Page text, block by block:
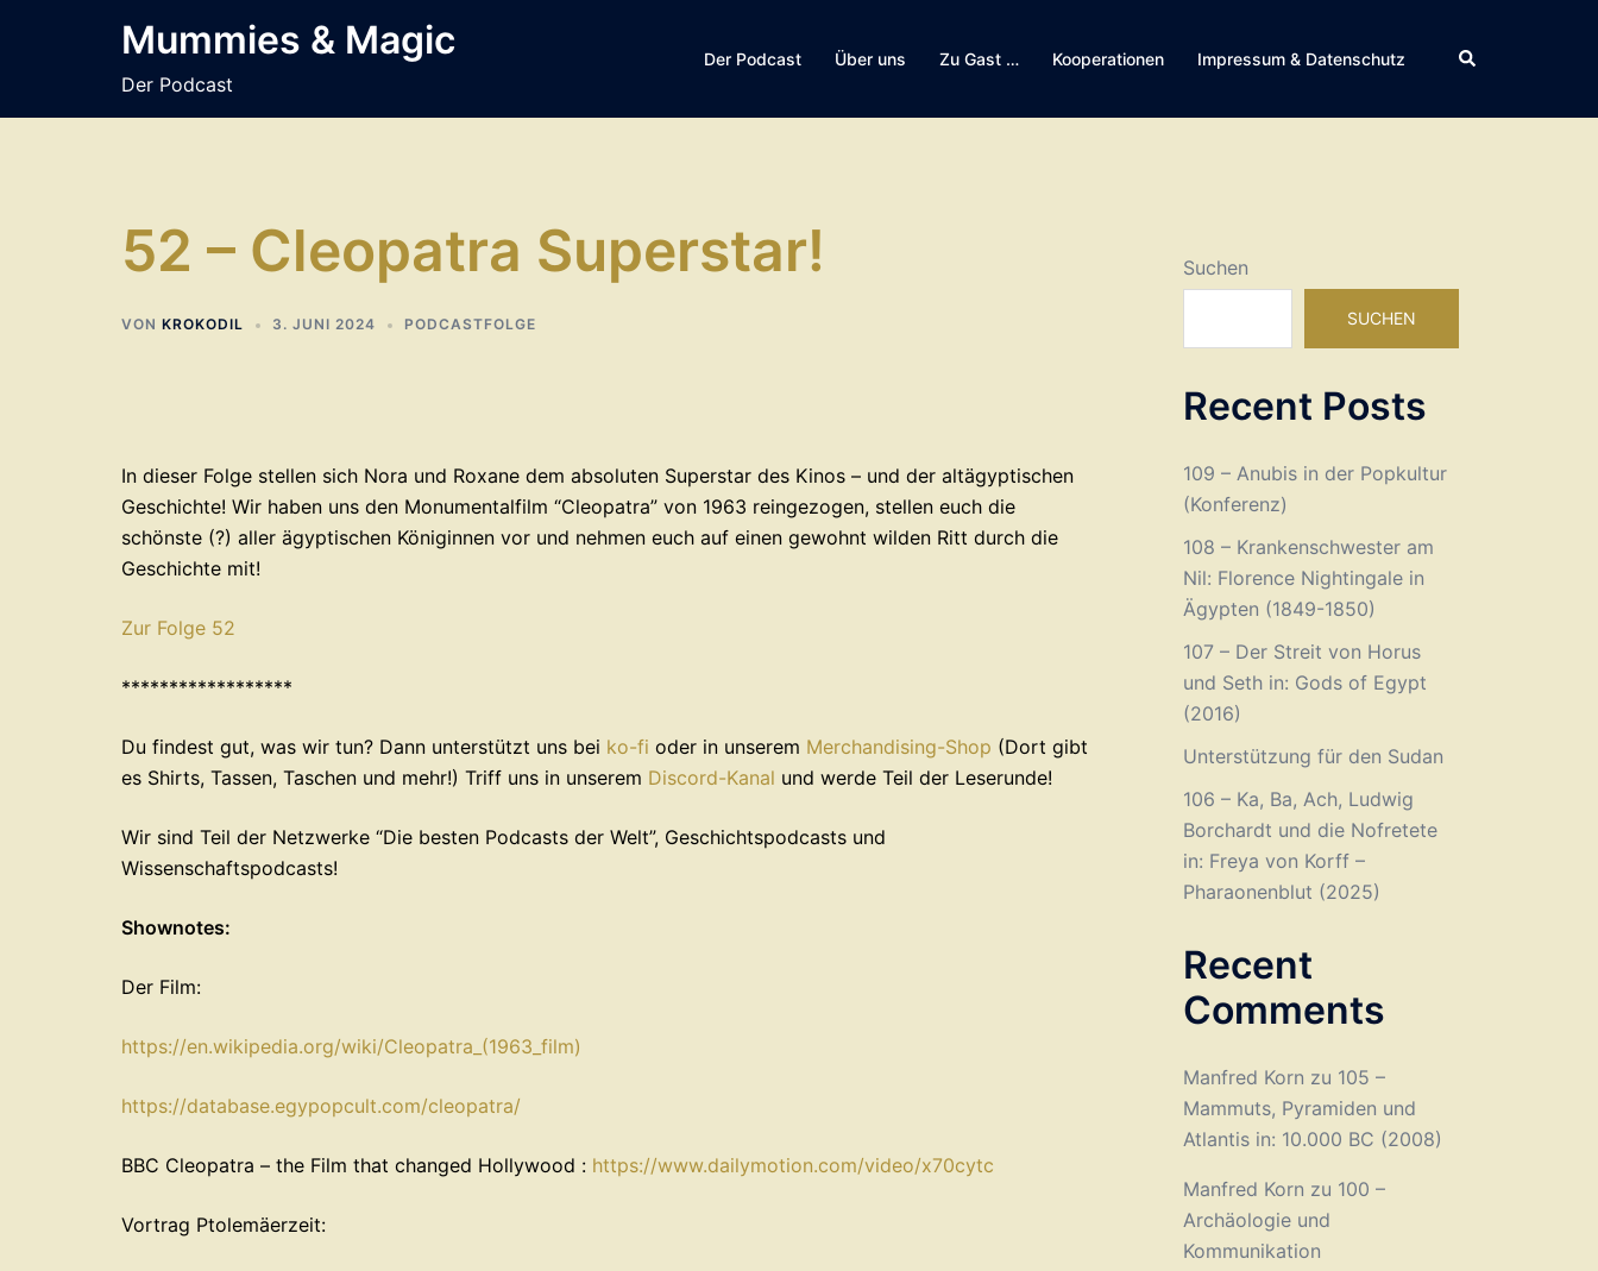
Mummies & Magic
Der Podcast
Der Podcast Über uns Zu Gast … Kooperationen Impressum & Datenschutz Suche
52 – Cleopatra Superstar!
VON KROKODIL 3. JUNI 2024 PODCASTFOLGE
In dieser Folge stellen sich Nora und Roxane dem absoluten Superstar des Kinos – und der altägyptischen
Geschichte! Wir haben uns den Monumentalfilm “Cleopatra” von 1963 reingezogen, stellen euch die
schönste (?) aller ägyptischen Königinnen vor und nehmen euch auf einen gewohnt wilden Ritt durch die
Geschichte mit!
Zur Folge 52
******************
Du findest gut, was wir tun? Dann unterstützt uns bei ⁠⁠⁠⁠⁠⁠⁠⁠⁠⁠ ⁠⁠⁠ko-fi⁠⁠⁠ ⁠⁠⁠⁠⁠⁠⁠⁠⁠⁠ oder in unserem ⁠⁠⁠⁠⁠⁠⁠⁠⁠⁠ ⁠⁠⁠Merchandising-Shop⁠⁠⁠⁠⁠⁠⁠⁠⁠⁠⁠⁠⁠ (Dort gibt
es Shirts, Tassen, Taschen und mehr!) Triff uns in ⁠⁠⁠⁠unserem ⁠⁠⁠ ⁠⁠⁠Discord-Kanal⁠⁠⁠ ⁠⁠⁠⁠⁠⁠ und werde Teil der Leserunde!
Wir sind Teil der Netzwerke ⁠⁠⁠⁠⁠⁠⁠“Die besten Podcasts der Welt”⁠⁠⁠⁠⁠⁠⁠, ⁠⁠⁠⁠⁠⁠⁠Geschichtspodcasts⁠⁠⁠⁠⁠⁠⁠ und
⁠⁠⁠⁠⁠⁠⁠Wissenschaftspodcasts!
Shownotes:
Der Film:
⁠https://en.wikipedia.org/wiki/Cleopatra_(1963_film) ⁠
⁠https://database.egypopcult.com/cleopatra/⁠
BBC Cleopatra – the Film that changed Hollywood : ⁠https://www.dailymotion.com/video/x70cytc⁠
Vortrag Ptolemäerzeit:
Suchen
SUCHEN
Recent Posts
109 – Anubis in der Popkultur
(Konferenz)
108 – Krankenschwester am
Nil: Florence Nightingale in
Ägypten (1849-1850)
107 – Der Streit von Horus
und Seth in: Gods of Egypt
(2016)
Unterstützung für den Sudan
106 – Ka, Ba, Ach, Ludwig
Borchardt und die Nofretete
in: Freya von Korff –
Pharaonenblut (2025)
Recent
Comments
Manfred Korn zu 105 –
Mammuts, Pyramiden und
Atlantis in: 10.000 BC (2008)
Manfred Korn zu 100 –
Archäologie und
Kommunikation